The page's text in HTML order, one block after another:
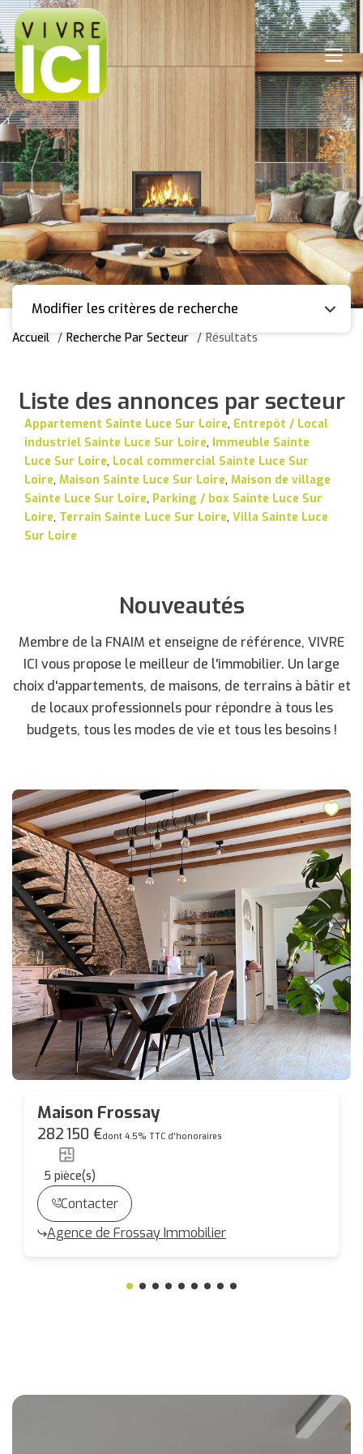
Modifier les critères de recherche
Accueil Recherche Par Secteur Résultats
Liste des annonces par secteur
Appartement Sainte Luce Sur Loire, Entrepôt / Local
industriel Sainte Luce Sur Loire, Immeuble Sainte
Luce Sur Loire, Local commercial Sainte Luce Sur
Loire, Maison Sainte Luce Sur Loire, Maison de village
Sainte Luce Sur Loire, Parking / box Sainte Luce Sur
Loire, Terrain Sainte Luce Sur Loire, Villa Sainte Luce
Sur Loire
Nouveautés
Membre de la FNAIM et enseigne de référence, VIVRE
ICI vous propose le meilleur de l'immobilier. Un large
choix d'appartements, de maisons, de terrains à bâtir et
de locaux professionnels pour répondre à tous les
budgets, tous les modes de vie et tous les besoins !
Maison Frossay
282 150 €dont 4.5% TTC d'honoraires
5 pièce(s)
Contacter
Agence de Frossay Immobilier